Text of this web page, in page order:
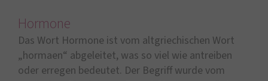
Hormone
Das Wort Hormone ist vom altgriechischen Wort
„hormaen“ abgeleitet, was so viel wie antreiben
oder erregen bedeutet. Der Begriff wurde vom